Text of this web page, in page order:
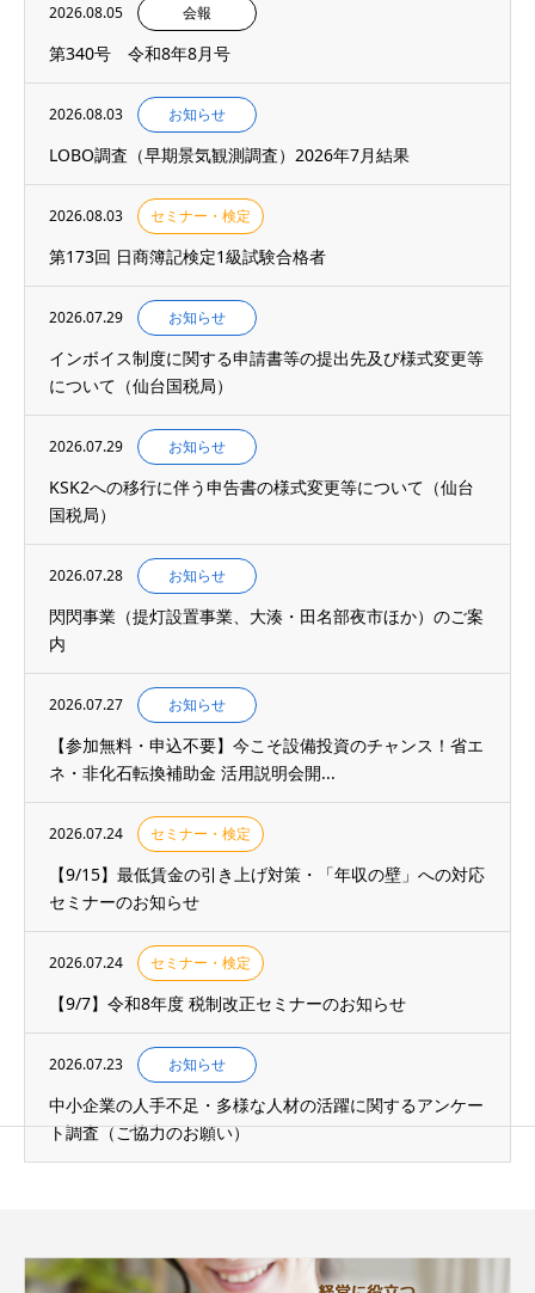
2026.08.05 会報
第340号 令和8年8月号
2026.08.03 お知らせ
LOBO調査（早期景気観測調査）2026年7月結果
2026.08.03 セミナー・検定
第173回 日商簿記検定1級試験合格者
2026.07.29 お知らせ
インボイス制度に関する申請書等の提出先及び様式変更等
について（仙台国税局）
2026.07.29 お知らせ
KSK2への移行に伴う申告書の様式変更等について（仙台
国税局）
2026.07.28 お知らせ
閃閃事業（提灯設置事業、大湊・田名部夜市ほか）のご案
内
2026.07.27 お知らせ
【参加無料・申込不要】今こそ設備投資のチャンス！省エ
ネ・非化石転換補助金 活用説明会開...
2026.07.24 セミナー・検定
【9/15】最低賃金の引き上げ対策・「年収の壁」への対応
セミナーのお知らせ
2026.07.24 セミナー・検定
【9/7】令和8年度 税制改正セミナーのお知らせ
2026.07.23 お知らせ
中小企業の人手不足・多様な人材の活躍に関するアンケー
ト調査（ご協力のお願い）